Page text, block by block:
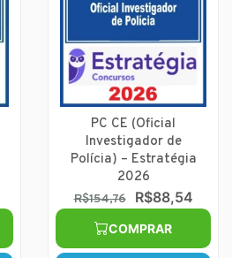
PC CE (Oficial
Investigador de
Polícia) – Estratégia
2026
R$154,76 R$88,54
COMPRAR